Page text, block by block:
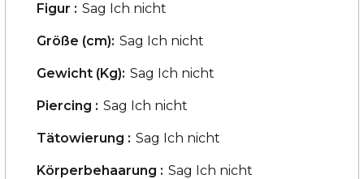
Figur : Sag Ich nicht
Größe (cm): Sag Ich nicht
Gewicht (Kg): Sag Ich nicht
Piercing : Sag Ich nicht
Tätowierung : Sag Ich nicht
Körperbehaarung : Sag Ich nicht